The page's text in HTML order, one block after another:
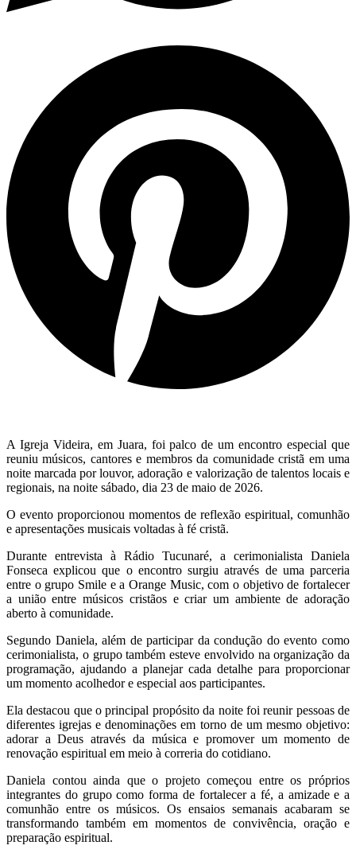
A Igreja Videira, em Juara, foi palco de um encontro especial que
reuniu músicos, cantores e membros da comunidade cristã em uma
noite marcada por louvor, adoração e valorização de talentos locais e
regionais, na noite sábado, dia 23 de maio de 2026.
O evento proporcionou momentos de reflexão espiritual, comunhão
e apresentações musicais voltadas à fé cristã.
Durante entrevista à Rádio Tucunaré, a cerimonialista Daniela
Fonseca explicou que o encontro surgiu através de uma parceria
entre o grupo Smile e a Orange Music, com o objetivo de fortalecer
a união entre músicos cristãos e criar um ambiente de adoração
aberto à comunidade.
Segundo Daniela, além de participar da condução do evento como
cerimonialista, o grupo também esteve envolvido na organização da
programação, ajudando a planejar cada detalhe para proporcionar
um momento acolhedor e especial aos participantes.
Ela destacou que o principal propósito da noite foi reunir pessoas de
diferentes igrejas e denominações em torno de um mesmo objetivo:
adorar a Deus através da música e promover um momento de
renovação espiritual em meio à correria do cotidiano.
Daniela contou ainda que o projeto começou entre os próprios
integrantes do grupo como forma de fortalecer a fé, a amizade e a
comunhão entre os músicos. Os ensaios semanais acabaram se
transformando também em momentos de convivência, oração e
preparação espiritual.